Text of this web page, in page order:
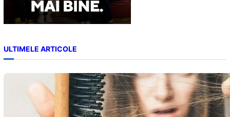
ULTIMELE ARTICOLE